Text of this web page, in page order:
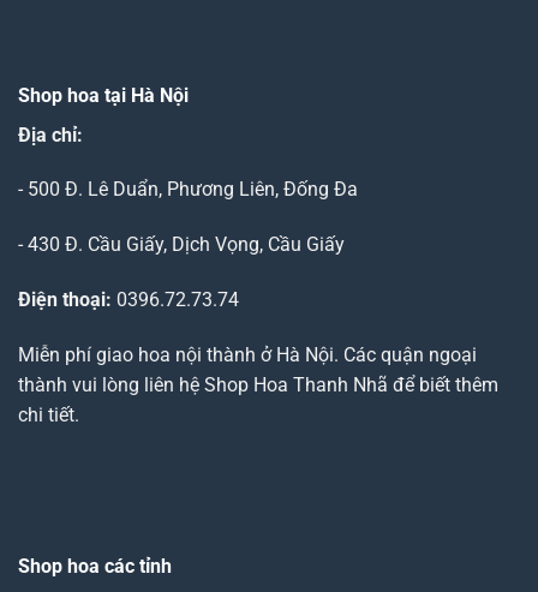
Shop hoa tại Hà Nội
Địa chỉ:
- 500 Đ. Lê Duẩn, Phương Liên, Đống Đa
- 430 Đ. Cầu Giấy, Dịch Vọng, Cầu Giấy
Điện thoại: 0396.72.73.74
Miễn phí giao hoa nội thành ở Hà Nội. Các quận ngoại
thành vui lòng liên hệ Shop Hoa Thanh Nhã để biết thêm
chi tiết.
Shop hoa các tỉnh